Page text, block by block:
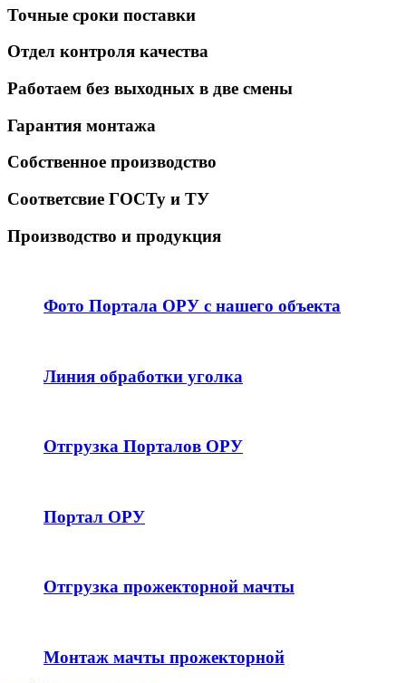
Точные сроки поставки
Отдел контроля качества
Работаем без выходных в две смены
Гарантия монтажа
Собственное производство
Соответсвие ГОСТу и ТУ
Производство и продукция
Фото Портала ОРУ с нашего объекта
Линия обработки уголка
Отгрузка Порталов ОРУ
Портал ОРУ
Отгрузка прожекторной мачты
Монтаж мачты прожекторной